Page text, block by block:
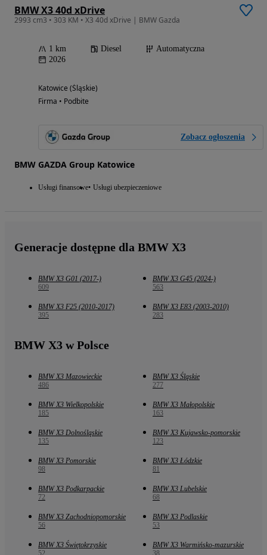
BMW X3 40d xDrive
2993 cm3 • 303 KM • X3 40d xDrive | BMW Gazda
1 km Diesel
Automatyczna
2026
Katowice (Śląskie)
Firma • Podbite
Zobacz ogłoszenia
BMW GAZDA Group Katowice
Usługi finansowe Usługi ubezpieczeniowe
Generacje dostępne dla BMW X3
BMW X3 G01 (2017-)
609
BMW X3 G45 (2024-)
563
BMW X3 F25 (2010-2017)
395
BMW X3 E83 (2003-2010)
283
BMW X3 w Polsce
BMW X3 Mazowieckie
486
BMW X3 Śląskie
277
BMW X3 Wielkopolskie
185
BMW X3 Małopolskie
163
BMW X3 Dolnośląskie
135
BMW X3 Kujawsko-pomorskie
123
BMW X3 Pomorskie
98
BMW X3 Łódzkie
81
BMW X3 Podkarpackie
72
BMW X3 Lubelskie
68
BMW X3 Zachodniopomorskie
56
BMW X3 Podlaskie
53
BMW X3 Świętokrzyskie
BMW X3 Warmińsko-mazurskie